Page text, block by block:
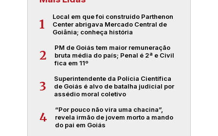
1
Local em que foi construído Parthenon
Center abrigava Mercado Central de
Goiânia; conheça história
2
PM de Goiás tem maior remuneração
bruta média do país; Penal é 2ª e Civil
fica em 11º
3
Superintendente da Polícia Científica
de Goiás é alvo de batalha judicial por
assédio moral coletivo
4
“Por pouco não vira uma chacina”,
revela irmão de jovem morto a mando
do pai em Goiás